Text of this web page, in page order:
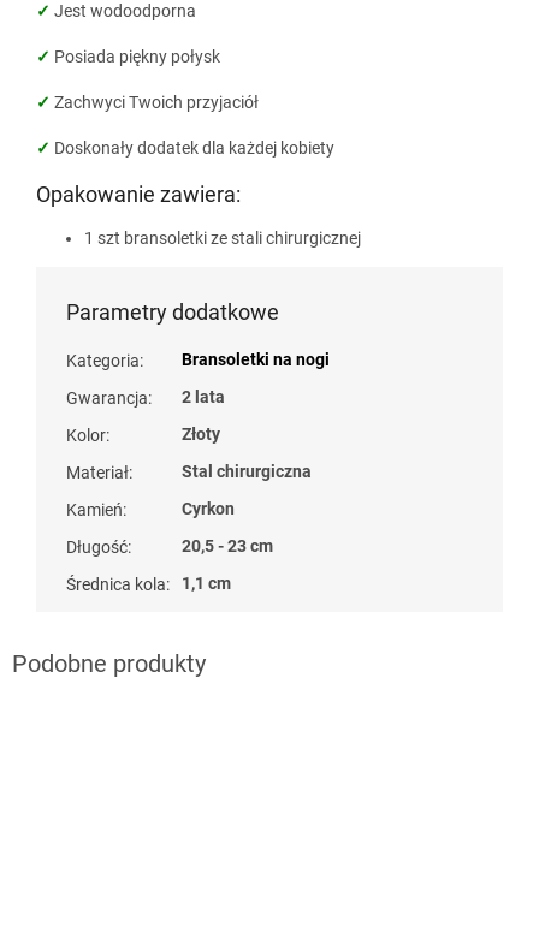
✓ Jest wodoodporna
✓ Posiada piękny połysk
✓ Zachwyci Twoich przyjaciół
✓ Doskonały dodatek dla każdej kobiety
Opakowanie zawiera:
1 szt bransoletki ze stali chirurgicznej
Parametry dodatkowe
Kategoria:
Bransoletki na nogi
Gwarancja:
2 lata
Kolor:
Złoty
Materiał:
Stal chirurgiczna
Kamień:
Cyrkon
Długość:
20,5 - 23 cm
Średnica kola: 1,1 cm